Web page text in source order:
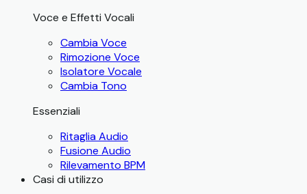
Voce e Effetti Vocali
Cambia Voce
Rimozione Voce
Isolatore Vocale
Cambia Tono
Essenziali
Ritaglia Audio
Fusione Audio
Rilevamento BPM
Casi di utilizzo